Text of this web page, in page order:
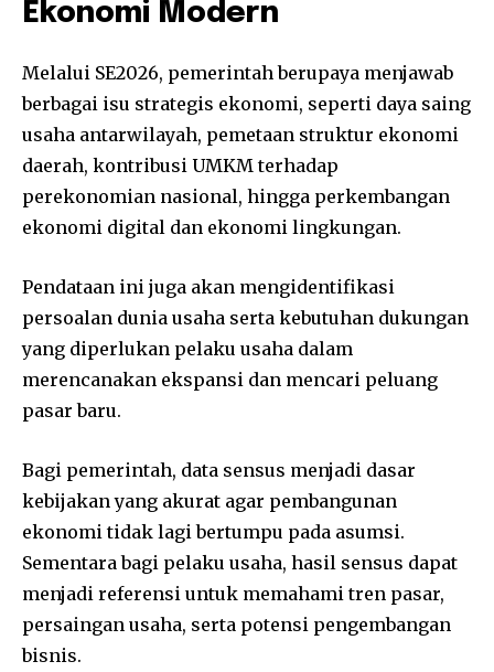
Ekonomi Modern
Melalui SE2026, pemerintah berupaya menjawab
berbagai isu strategis ekonomi, seperti daya saing
usaha antarwilayah, pemetaan struktur ekonomi
daerah, kontribusi UMKM terhadap
perekonomian nasional, hingga perkembangan
ekonomi digital dan ekonomi lingkungan.
Pendataan ini juga akan mengidentifikasi
persoalan dunia usaha serta kebutuhan dukungan
yang diperlukan pelaku usaha dalam
merencanakan ekspansi dan mencari peluang
pasar baru.
Bagi pemerintah, data sensus menjadi dasar
kebijakan yang akurat agar pembangunan
ekonomi tidak lagi bertumpu pada asumsi.
Sementara bagi pelaku usaha, hasil sensus dapat
menjadi referensi untuk memahami tren pasar,
persaingan usaha, serta potensi pengembangan
bisnis.